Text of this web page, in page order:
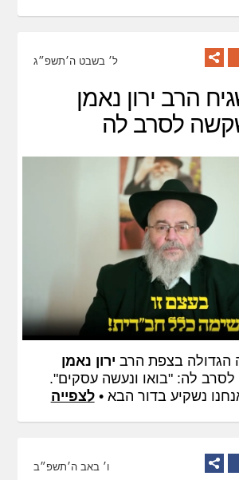
ל׳ בשבט ה׳תשפ״ג
הרב ירון נאמן
לסרב לה
הגדולה בצפת הרב ירון נאמן
לה: "בואו ונעשה עסקים".
נשקיע בדור הבא •לצפייה
ו׳ באב ה׳תשפ״ב